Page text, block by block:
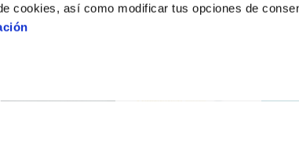
cookies, así como modificar tus opciones de